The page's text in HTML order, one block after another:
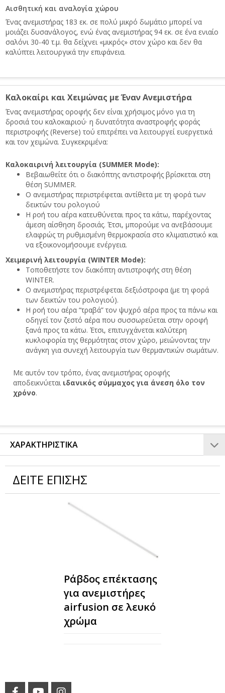
Αισθητική και αναλογία χώρου
Ένας ανεμιστήρας 183 εκ. σε πολύ μικρό δωμάτιο μπορεί να
μοιάζει δυσανάλογος, ενώ ένας ανεμιστήρας 94 εκ. σε ένα ενιαίο
σαλόνι 30-40 τ.μ. θα δείχνει «μικρός» στον χώρο και δεν θα
καλύπτει λειτουργικά την επιφάνεια.
Καλοκαίρι και Χειμώνας με Έναν Ανεμιστήρα
Ένας ανεμιστήρας οροφής δεν είναι χρήσιμος μόνο για τη
δροσιά του καλοκαιριού· η δυνατότητα αναστροφής φοράς
περιστροφής (Reverse) τού επιτρέπει να λειτουργεί ευεργετικά
και τον χειμώνα. Συγκεκριμένα:
Καλοκαιρινή λειτουργία (SUMMER Mode):
Βεβαιωθείτε ότι ο διακόπτης αντιστροφής βρίσκεται στη
θέση SUMMER.
Ο ανεμιστήρας περιστρέφεται αντίθετα με τη φορά των
δεικτών του ρολογιού
Η ροή του αέρα κατευθύνεται προς τα κάτω, παρέχοντας
άμεση αίσθηση δροσιάς. Έτσι, μπορούμε να ανεβάσουμε
ελαφρώς τη ρυθμισμένη θερμοκρασία στο κλιματιστικό και
να εξοικονομήσουμε ενέργεια.
Χειμερινή λειτουργία (WINTER Mode):
Τοποθετήστε τον διακόπτη αντιστροφής στη θέση
WINTER.
Ο ανεμιστήρας περιστρέφεται δεξιόστροφα (με τη φορά
των δεικτών του ρολογιού).
Η ροή του αέρα “τραβά” τον ψυχρό αέρα προς τα πάνω και
οδηγεί τον ζεστό αέρα που συσσωρεύεται στην οροφή
ξανά προς τα κάτω. Έτσι, επιτυγχάνεται καλύτερη
κυκλοφορία της θερμότητας στον χώρο, μειώνοντας την
ανάγκη για συνεχή λειτουργία των θερμαντικών σωμάτων.
Με αυτόν τον τρόπο, ένας ανεμιστήρας οροφής
αποδεικνύεται ιδανικός σύμμαχος για άνεση όλο τον
χρόνο.
ΧΑΡΑΚΤΗΡΙΣΤΙΚΑ
ΔΕΙΤΕ ΕΠΙΣΗΣ
Ράβδος επέκτασης
για ανεμιστήρες
airfusion σε λευκό
χρώμα